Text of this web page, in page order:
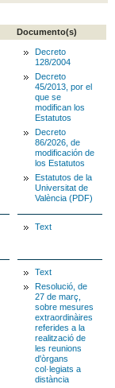
Documento(s)
Decreto
128/2004
Decreto
45/2013, por el
que se
modifican los
Estatutos
Decreto
86/2026, de
modificación de
los Estatutos
Estatutos de la
Universitat de
València (PDF)
Text
Text
Resolució, de
27 de març,
sobre mesures
extraordinàires
referides a la
realització de
les reunions
d'òrgans
col·legiats a
distància